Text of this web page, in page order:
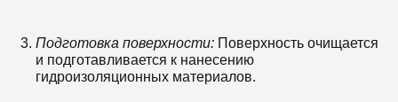
Подготовка поверхности: Поверхность очищается
и подготавливается к нанесению
гидроизоляционных материалов.